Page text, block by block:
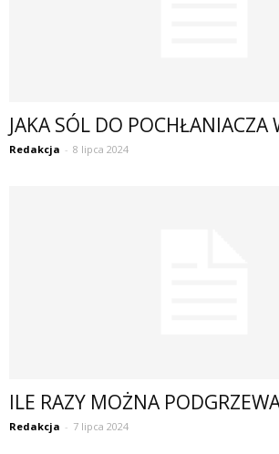
JAKA SÓL DO POCHŁANIACZA
Redakcja - 8 lipca 2024
ILE RAZY MOŻNA
Redakcja - 7 lipca 2024